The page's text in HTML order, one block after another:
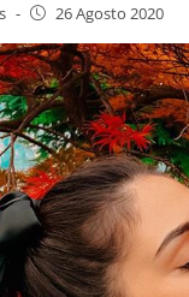
- 26 Agosto 2020